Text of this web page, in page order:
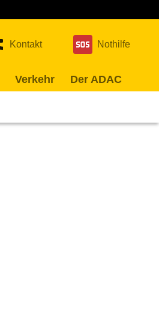
Kontakt Nothilfe
Verkehr Der ADAC